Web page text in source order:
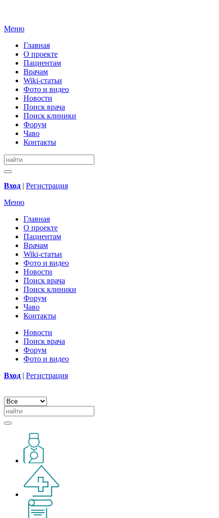
Меню
Главная
О проекте
Пациентам
Врачам
Wiki-статьи
Фото и видео
Новости
Поиск врача
Поиск клиники
Форум
Чаво
Контакты
Вход | Регистрация
Меню
Главная
О проекте
Пациентам
Врачам
Wiki-статьи
Фото и видео
Новости
Поиск врача
Поиск клиники
Форум
Чаво
Контакты
Новости
Поиск врача
Форум
Фото и видео
Вход | Регистрация